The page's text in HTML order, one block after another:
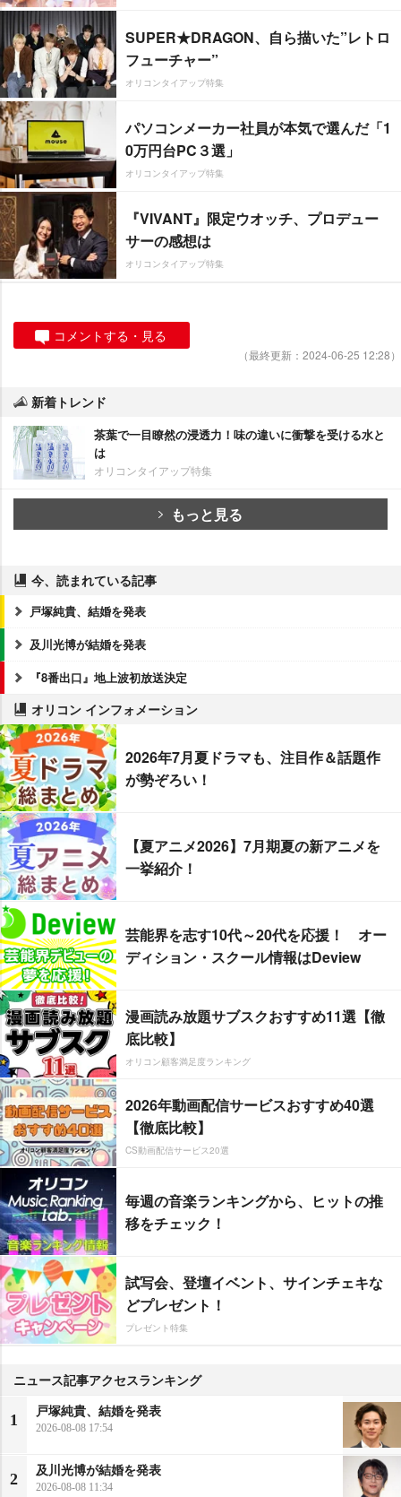
SUPER★DRAGON、自ら描いた”レトロ
フューチャー”
オリコンタイアップ特集
パソコンメーカー社員が本気で選んだ「1
0万円台PC３選」
オリコンタイアップ特集
『VIVANT』限定ウオッチ、プロデュー
サーの感想は
オリコンタイアップ特集
コメントする・見る
（最終更新：2024-06-25 12:28）
新着トレンド
茶葉で一目瞭然の浸透力！味の違いに衝撃を受ける水と
は
オリコンタイアップ特集
もっと見る
今、読まれている記事
戸塚純貴、結婚を発表
及川光博が結婚を発表
『8番出口』地上波初放送決定
オリコン インフォメーション
2026年7月夏ドラマも、注目作＆話題作
が勢ぞろい！
【夏アニメ2026】7月期夏の新アニメを
一挙紹介！
芸能界を志す10代～20代を応援！ オー
ディション・スクール情報はDeview
漫画読み放題サブスクおすすめ11選【徹
底比較】
オリコン顧客満足度ランキング
2026年動画配信サービスおすすめ40選
【徹底比較】
CS動画配信サービス20選
毎週の音楽ランキングから、ヒットの推
移をチェック！
試写会、登壇イベント、サインチェキな
どプレゼント！
プレゼント特集
ニュース記事アクセスランキング
1
戸塚純貴、結婚を発表
2026-08-08 17:54
2
及川光博が結婚を発表
2026-08-08 11:34